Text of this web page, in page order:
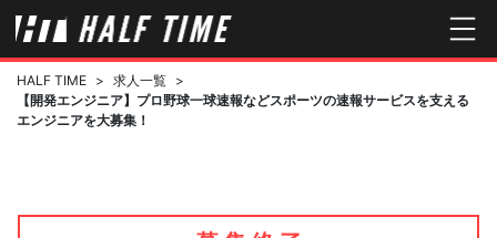
HALF TIME > 求人一覧 >
【開発エンジニア】プロ野球一球速報などスポーツの速報サービスを支える
エンジニアを大募集！